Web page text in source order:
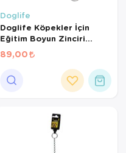
Doglife
Doglife Köpekler İçin
Eğitim Boyun Zinciri
3,00Mmx60Cm
89,00